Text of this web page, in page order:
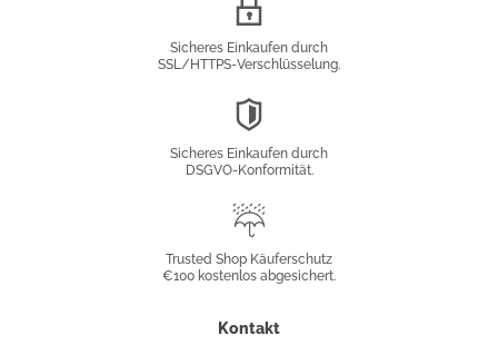
Sicheres Einkaufen durch
SSL/HTTPS-Verschlüsselung.
Sicheres Einkaufen durch
DSGVO-Konformität.
Käuferschutz
Trusted Shop Käuferschutz
€100 kostenlos abgesichert.
Kontakt